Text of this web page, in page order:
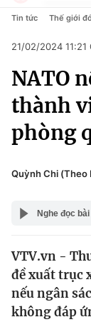
Chuyên mục
Chính trị
Xã hội
Pháp luật
Y tế
Thế giới
Tin tức
Thế giới đó
Kinh tế
Chính trị
Pháp
Kinh tế
Thể
Truyền
Văn
Y tế
Công
Tin tức Thế giới
21/02/2024 11:21
NATO
thành
phòng
Quỳnh Chi (Theo
Nghe đọc bài
VTV.vn -
đề xuất trục
nếu ngân
không đáp